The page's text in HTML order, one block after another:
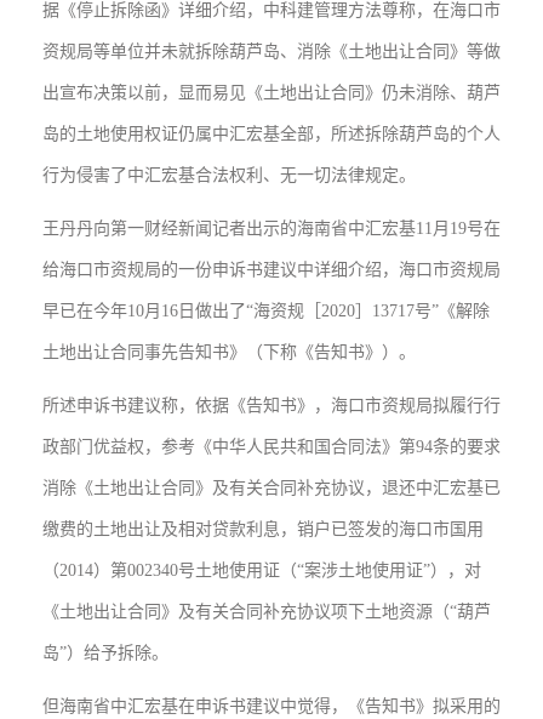
据《停止拆除函》详细介绍，中科建管理方法尊称，在海口市
资规局等单位并未就拆除葫芦岛、消除《土地出让合同》等做
出宣布决策以前，显而易见《土地出让合同》仍未消除、葫芦
岛的土地使用权证仍属中汇宏基全部，所述拆除葫芦岛的个人
行为侵害了中汇宏基合法权利、无一切法律规定。
王丹丹向第一财经新闻记者出示的海南省中汇宏基11月19号在
给海口市资规局的一份申诉书建议中详细介绍，海口市资规局
早已在今年10月16日做出了“海资规［2020］13717号”《解除
土地出让合同事先告知书》（下称《告知书》）。
所述申诉书建议称，依据《告知书》，海口市资规局拟履行行
政部门优益权，参考《中华人民共和国合同法》第94条的要求
消除《土地出让合同》及有关合同补充协议，退还中汇宏基已
缴费的土地出让及相对贷款利息，销户已签发的海口市国用
（2014）第002340号土地使用证（“案涉土地使用证”），对
《土地出让合同》及有关合同补充协议项下土地资源（“葫芦
岛”）给予拆除。
但海南省中汇宏基在申诉书建议中觉得，《告知书》拟采用的